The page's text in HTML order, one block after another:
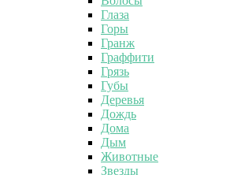
Глаза
Горы
Гранж
Граффити
Грязь
Губы
Деревья
Дождь
Дома
Дым
Животные
Звезды